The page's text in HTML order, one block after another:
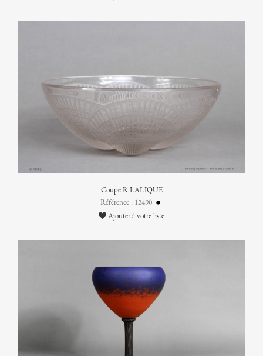
Coupe R.LALIQUE
Référence : 12490
Ajouter à votre liste